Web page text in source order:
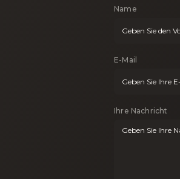
Name
E-Mail
Ihre Nachricht